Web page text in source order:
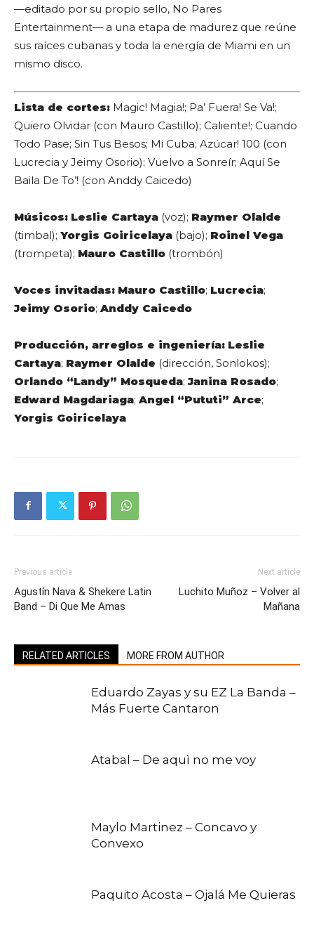
—editado por su propio sello, No Pares
Entertainment— a una etapa de madurez que reúne
sus raíces cubanas y toda la energía de Miami en un
mismo disco.
Lista de cortes: Magic! Magia!; Pa’ Fuera! Se Va!;
Quiero Olvidar (con Mauro Castillo); Caliente!; Cuando
Todo Pase; Sin Tus Besos; Mi Cuba; Azúcar! 100 (con
Lucrecia y Jeimy Osorio); Vuelvo a Sonreír; Aquí Se
Baila De To’! (con Anddy Caicedo)
Músicos: Leslie Cartaya (voz); Raymer Olalde
(timbal); Yorgis Goiricelaya (bajo); Roinel Vega
(trompeta); Mauro Castillo (trombón)
Voces invitadas: Mauro Castillo; Lucrecia;
Jeimy Osorio; Anddy Caicedo
Producción, arreglos e ingeniería: Leslie
Cartaya; Raymer Olalde (dirección, Sonlokos);
Orlando “Landy” Mosqueda;Janina Rosado;
Edward Magdariaga; Angel “Pututi” Arce;
Yorgis Goiricelaya
Previous article
Agustín Nava & Shekere Latin
Band – Di Que Me Amas
Next article
Luchito Muñoz – Volver al
Mañana
RELATED ARTICLES MORE FROM AUTHOR
Eduardo Zayas y su EZ La Banda –
Más Fuerte Cantaron
Atabal – De aquì no me voy
Maylo Martinez – Concavo y
Convexo
Paquito Acosta – Ojalá Me Quieras